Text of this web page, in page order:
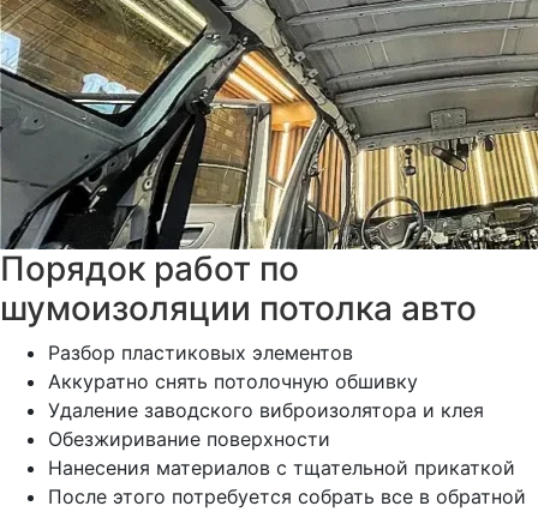
Порядок работ по
шумоизоляции потолка авто
Разбор пластиковых элементов
Аккуратно снять потолочную обшивку
Удаление заводского виброизолятора и клея
Обезжиривание поверхности
Нанесения материалов с тщательной прикаткой
После этого потребуется собрать все в обратной